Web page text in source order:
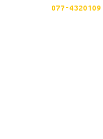
077-4320109